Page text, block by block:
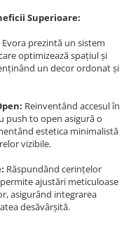
Superioare:
Evora prezintă un sistem
optimizează spațiul și
un decor ordonat și
Reinventând accesul în
push to open asigură o
estetica minimalistă
vizibile.
Răspundând cerințelor
ajustări meticuloase
asigurând integrarea
desăvârșită.